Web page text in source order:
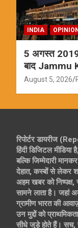
INDIA OPINION
5 अगस्त
बाद Jammu
August 5, 2026
रिपोर्टर डायरीज
हिंदी डिजिटल मीडिया
बल्कि जिम्मेदारी
देहात, कस्बों से लेकर
अहम खबर को
सामने लाता है। जहां
ग्रामीण भारत की
उन मुद्दों को
सीधे जुड़े होते हैं। सच,